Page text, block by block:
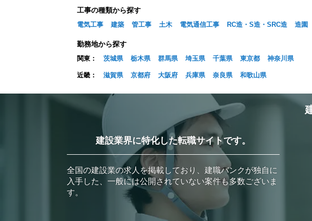
工事の種類から探す
電気工事 建築 管工事 土木 電気通信工事 RC造・S造・SRC造 造園
勤務地から探す
関東： 茨城県 栃木県 群馬県 埼玉県 千葉県 東京都 神奈川県
近畿： 滋賀県 京都府 大阪府 兵庫県 奈良県 和歌山県
建設業界に特化した転職サイトです。
全国の建設業の求人を掲載しており、建職バンクが独自に
入手した、一般には公開されていない案件も多数ございま
す。